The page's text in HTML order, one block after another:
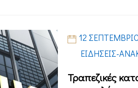
12
ΕΙΔΉΣΕΙΣ-
Τραπεζικές